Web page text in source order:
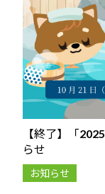
【終了】「
らせ
お知らせ